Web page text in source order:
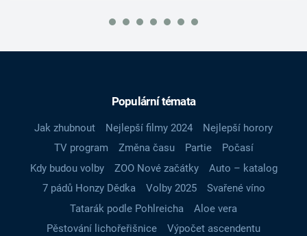
Populární témata
Jak zhubnout Nejlepší filmy 2024
Nejlepší horory
TV program
Změna času Partie
Počasí
Kdy budou volby
ZOO Nové začátky
Auto – katalog
7 pádů Honzy Dědka
Volby 2025
Svařené víno
Tatarák podle Pohlreicha
Aloe vera
Pěstování lichořeřišnice
Výpočet ascendentu